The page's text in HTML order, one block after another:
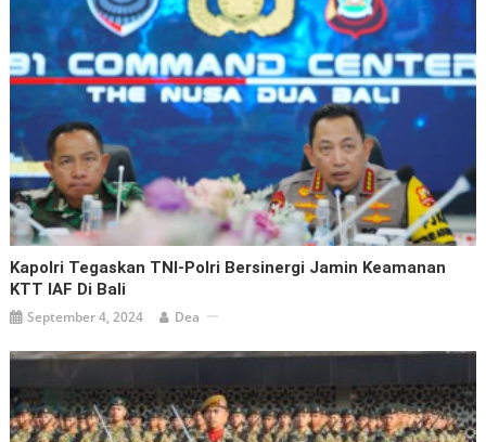
Kapolri Tegaskan TNI-Polri Bersinergi Jamin Keamanan
KTT IAF Di Bali
September 4, 2024 Dea